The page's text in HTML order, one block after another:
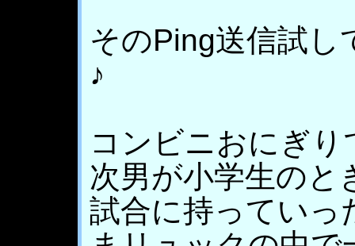
そのPing送信試
♪
コンビニおにぎり
次男が小学生のと
試合に持っていっ